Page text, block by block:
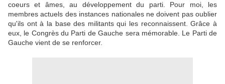
coeurs et âmes, au développement du parti. Pour moi, les
membres actuels des instances nationales ne doivent pas oublier
qu'ils ont à la base des militants qui les reconnaissent. Grâce à
eux, le Congrès du Parti de Gauche sera mémorable. Le Parti de
Gauche vient de se renforcer.